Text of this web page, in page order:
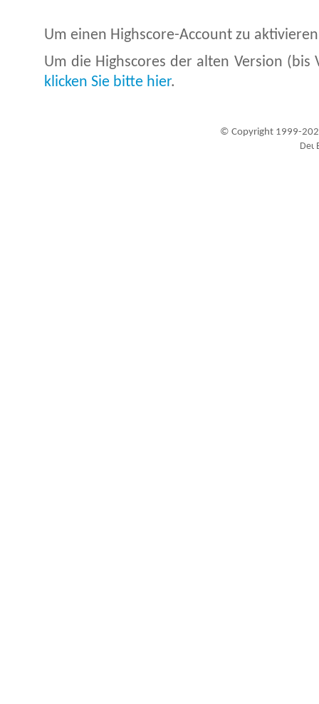
Um einen Highscore-Account zu
Um die Highscores der alten Version (bis
klicken Sie bitte hier.
© Copyright 1999-